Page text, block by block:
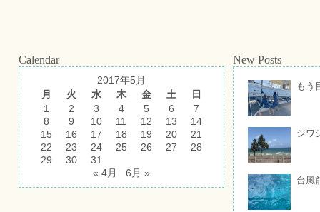
Calendar
2017年5月
月
火 水 木 金 土
日
1
2 3 4 5 6
7
8
9 10 11 12 13
14
15
16 17 18 19 20
21
22
23 24 25 26 27
28
29
30
31
« 4月
6月 »
New Posts
もう
ジワ
台風